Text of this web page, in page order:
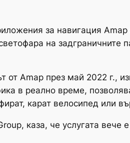
за навигация
на задграничните
от Amap през май 2022 г.,
в реално време,
карат велосипед или
каза, че услугата